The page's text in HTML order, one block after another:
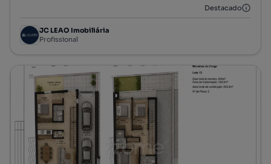
Destacado
JC LEAO Imobiliária
Profissional